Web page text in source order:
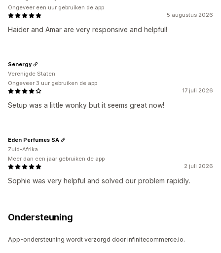
5 augustus 2026
Haider and Amar are very responsive and helpful!
Ongeveer een uur gebruiken de app
17 juli 2026
Setup was a little wonky but it seems great now!
Senergy
Verenigde Staten
Ongeveer 3 uur gebruiken de app
2 juli 2026
Sophie was very helpful and solved our problem rapidly.
Eden Perfumes SA
Zuid-Afrika
Meer dan een jaar gebruiken de app
Ondersteuning
App-ondersteuning wordt verzorgd door infinitecommerce.io.